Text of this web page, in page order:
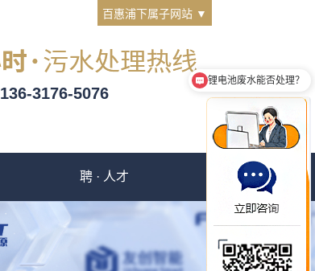
百惠浦下属子网站 ▼
136-3176-5076
聘 · 人才 撩 · 客服
医院废水案例工程